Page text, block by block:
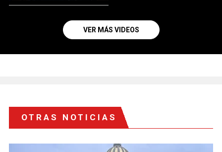
VER MÁS VIDEOS
OTRAS NOTICIAS